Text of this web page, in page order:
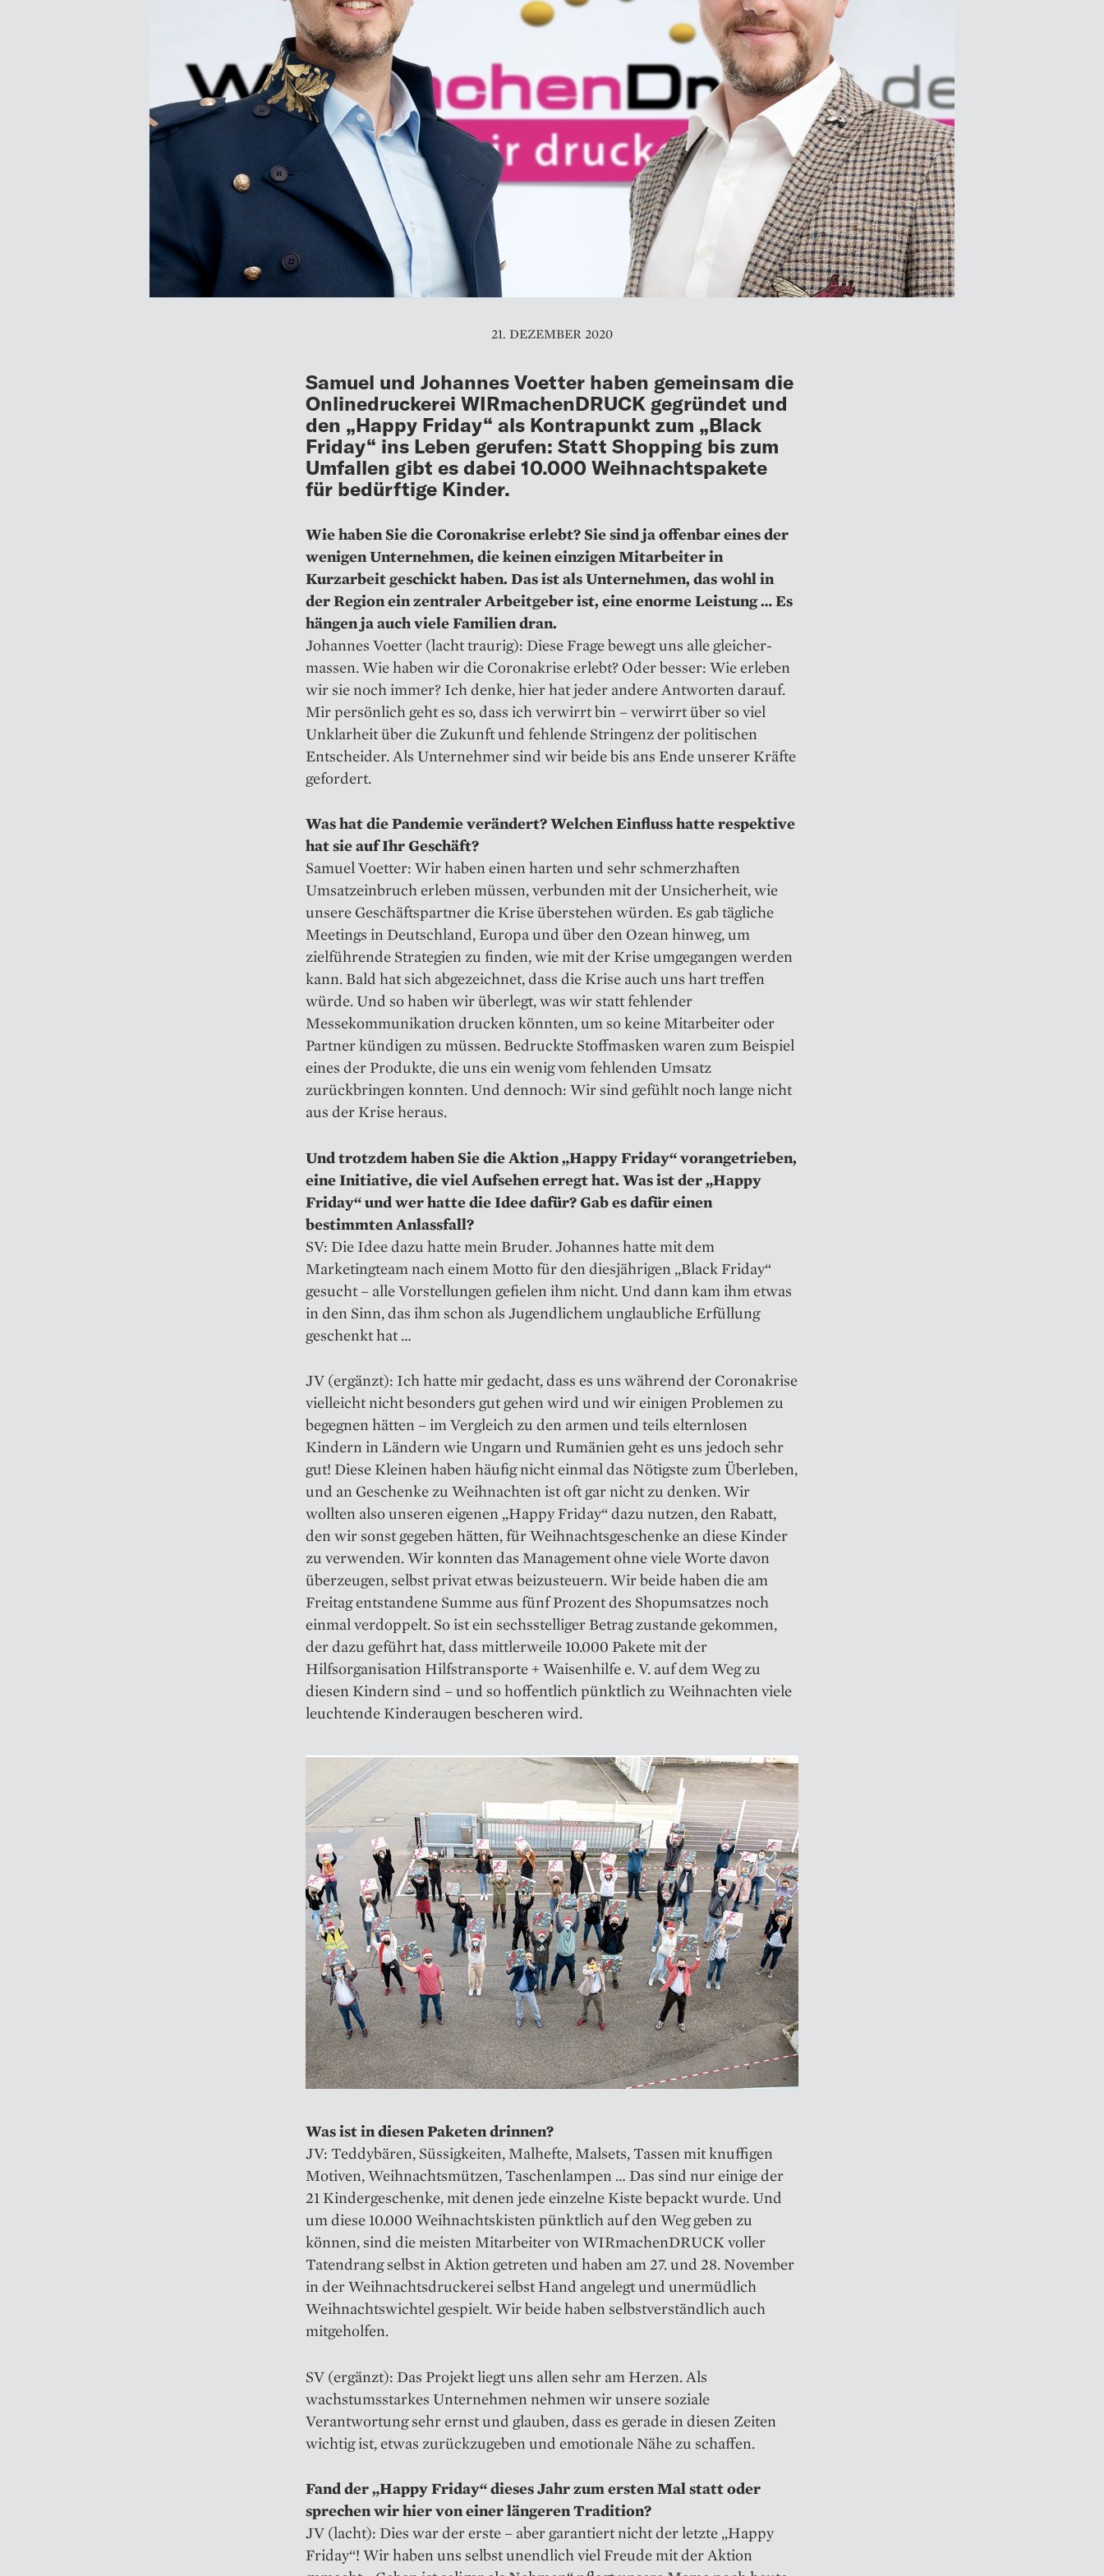
21. DEZEMBER 2020
Samuel und Johannes Voetter haben gemeinsam die
Onlinedruckerei WIRmachenDRUCK gegründet und
den „Happy Friday“ als Kontrapunkt zum „Black
Friday“ ins Leben gerufen: Statt Shopping bis zum
Umfallen gibt es dabei 10.000 Weihnachtspakete
für bedürftige Kinder.
Wie haben Sie die Coronakrise erlebt? Sie sind ja offenbar eines der
wenigen Unternehmen, die keinen einzigen Mitarbeiter in
Kurzarbeit geschickt haben. Das ist als Unternehmen, das wohl in
der Region ein zentraler Arbeitgeber ist, eine enorme Leistung … Es
hängen ja auch viele Familien dran.
Johannes Voetter (lacht ­traurig): Diese Frage bewegt uns alle gleicher­
massen. Wie haben wir die Corona­krise erlebt? Oder besser: Wie erleben
wir sie noch immer? Ich denke, hier hat jeder andere Antworten darauf.
Mir persönlich geht es so, dass ich verwirrt bin – verwirrt über so viel
Unklarheit über die Zukunft und fehlende Stringenz der politischen
Entscheider. Als Unternehmer sind wir beide bis ans Ende unserer Kräfte
gefordert.
Was hat die Pandemie verändert? Welchen Einfluss hatte respektive
hat sie auf Ihr Geschäft?
Samuel Voetter: Wir haben einen harten und sehr schmerzhaften
Umsatzeinbruch erleben müssen, verbunden mit der Unsicherheit, wie
unsere Geschäftspartner die Krise überstehen würden. Es gab tägliche
Meetings in Deutschland, Europa und über den Ozean hinweg, um
zielführende Strategien zu finden, wie mit der Krise umgegangen werden
kann. Bald hat sich abgezeichnet, dass die Krise auch uns hart treffen
würde. Und so haben wir überlegt, was wir statt fehlender
Messekommunikation drucken könnten, um so keine Mitarbeiter oder
Partner kündigen zu müssen. Bedruckte Stoffmasken waren zum Beispiel
eines der Produkte, die uns ein wenig vom fehlenden Umsatz
zurückbringen konnten. Und dennoch: Wir sind gefühlt noch lange nicht
aus der Krise heraus.
Und trotzdem haben Sie die Aktion „Happy Friday“ vorangetrieben,
eine Initiative, die viel Aufsehen erregt hat. Was ist der „Happy
Friday“ und wer hatte die Idee dafür? Gab es dafür einen
bestimmten Anlassfall?
SV: Die Idee dazu hatte mein Bruder. Johannes hatte mit dem
Marketingteam nach einem Motto für den diesjährigen „Black Friday“
gesucht – alle Vorstellungen gefielen ihm nicht. Und dann kam ihm etwas
in den Sinn, das ihm schon als Jugendlichem unglaubliche Erfüllung
geschenkt hat …
JV (ergänzt): Ich hatte mir gedacht, dass es uns während der Coronakrise
vielleicht nicht besonders gut gehen wird und wir einigen Problemen zu
begegnen hätten – im Vergleich zu den armen und teils elternlosen
Kindern in Ländern wie Ungarn und Rumänien geht es uns jedoch sehr
gut! Diese Kleinen haben häufig nicht einmal das Nötigste zum Überleben,
und an Geschenke zu Weihnachten ist oft gar nicht zu denken. Wir
wollten also unseren eigenen „Happy Friday“ dazu nutzen, den Rabatt,
den wir sonst gegeben hätten, für Weihnachtsgeschenke an diese Kinder
zu verwenden. Wir konnten das Management ohne viele Worte davon
überzeugen, selbst privat etwas beizusteuern. Wir beide haben die am
Freitag entstandene Summe aus fünf Prozent des Shopumsatzes noch
einmal verdoppelt. So ist ein sechsstelliger Betrag zustande gekommen,
der dazu geführt hat, dass mittlerweile 10.000 Pakete mit der
Hilfsorganisation Hilfstransporte + Waisenhilfe e. V. auf dem Weg zu
diesen Kindern sind – und so hoffentlich pünktlich zu Weihnachten viele
leuchtende Kinderaugen bescheren wird.
Was ist in diesen Paketen drinnen?
JV: Teddybären, Süssigkeiten, Malhefte, Malsets, Tassen mit knuffigen
Motiven, Weihnachtsmützen, Taschenlampen … Das sind nur einige der
21 Kindergeschenke, mit denen jede einzelne Kiste bepackt wurde. Und
um diese 10.000 Weihnachtskisten pünktlich auf den Weg geben zu
können, sind die meisten Mitar­beiter von WIRmachenDRUCK voller
Tatendrang selbst in Aktion getreten und haben am 27. und 28. November
in der Weihnachtsdruckerei selbst Hand angelegt und unermüdlich
Weihnachtswichtel gespielt. Wir beide haben selbstverständlich auch
mitgeholfen.
SV (ergänzt): Das Projekt liegt uns allen sehr am Herzen. Als
wachstumsstarkes Unternehmen nehmen wir unsere soziale
Verantwortung sehr ernst und glauben, dass es gerade in diesen Zeiten
wichtig ist, etwas zurückzugeben und emotionale Nähe zu schaffen.
Fand der „Happy Friday“ dieses Jahr zum ersten Mal statt oder
sprechen wir hier von einer län­geren Tradition?
JV (lacht): Dies war der erste – aber garantiert nicht der letzte „Happy
Friday“! Wir haben uns selbst unendlich viel Freude mit der Aktion